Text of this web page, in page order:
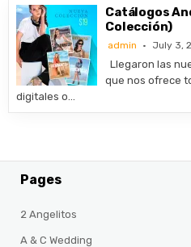
Catálogos
Colección)
admin July 3,
Llegaron las
que nos ofrece
digitales o…
Pages
2 Angelitos
A & C Wedding